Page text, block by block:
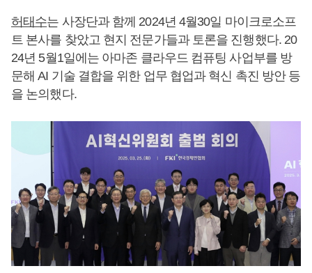
허태수는 사장단과 함께 2024년 4월30일 마이크로소프
트 본사를 찾았고 현지 전문가들과 토론을 진행했다. 20
24년 5월1일에는 아마존 클라우드 컴퓨팅 사업부를 방
문해 AI 기술 결합을 위한 업무 협업과 혁신 촉진 방안 등
을 논의했다.